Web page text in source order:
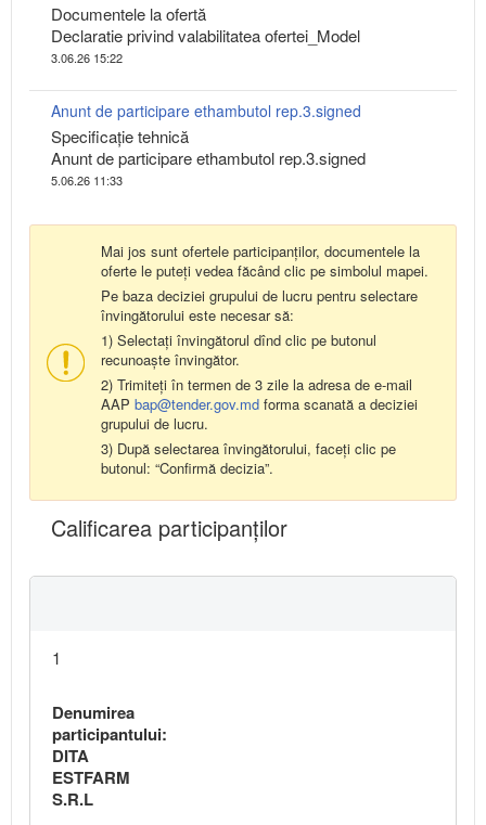
Documentele la ofertă
Declaratie privind valabilitatea ofertei_Model
3.06.26 15:22
Anunt de participare ethambutol rep.3.signed
Specificaţie tehnică
Anunt de participare ethambutol rep.3.signed
5.06.26 11:33
Mai jos sunt ofertele participanților, documentele la
oferte le puteți vedea făcând clic pe simbolul mapei.
Pe baza deciziei grupului de lucru pentru selectare
învingătorului este necesar să:
1) Selectați învingătorul dînd clic pe butonul
recunoaște învingător.
2) Trimiteți în termen de 3 zile la adresa de e-mail
AAP bap@tender.gov.md forma scanată a deciziei
grupului de lucru.
3) După selectarea învingătorului, faceți clic pe
butonul: “Confirmă decizia”.
Calificarea participanţilor
1
Denumirea
participantului:
DITA
ESTFARM
S.R.L